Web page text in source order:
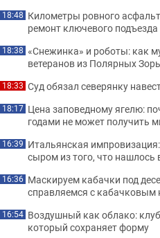
18:48 Километры ровного
ремонт ключевого
18:38 «Снежинка» и роботы: как
ветеранов из Полярных Зорь
18:33 Суд обязал северянку
18:17 Цена заповедному ягелю:
годами не может получить
16:39 Итальянская
сыром из того, что нашлось
16:36 Маскируем кабачки под
справляемся с кабачковым
16:54 Воздушный как облако:
который сохраняет форму